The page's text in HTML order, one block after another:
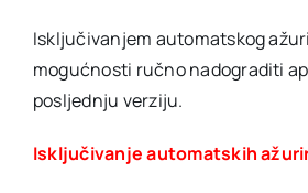
Isključivanjem automatskog
mogućnosti ručno nadograditi
posljednju verziju.
Isključivanje automatskih